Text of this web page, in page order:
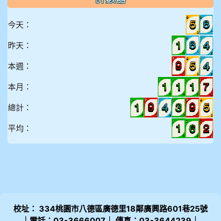
今天：
昨天：
本週：
本月：
總計：
平均：
校址： 334桃園市八德區廣德里18鄰廣興路601巷25號